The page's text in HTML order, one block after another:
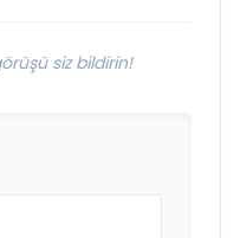
siz bildirin!